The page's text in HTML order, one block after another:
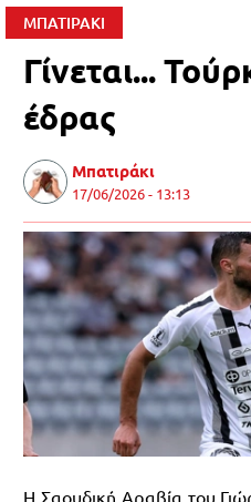
ΜΠΑΤΙΡΑΚΙ
Γίνεται...
έδρας
Μπατιράκι
17/06/2026 - 13:13
Η Σαουδική Αραβία του